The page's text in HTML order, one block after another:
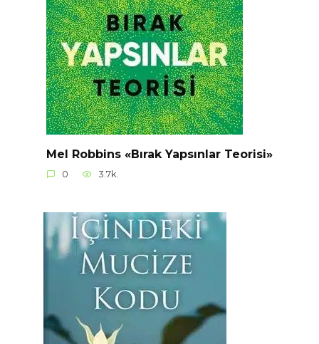
Mel Robbins «Bırak Yapsınlar Teorisi»
0 3.7k.